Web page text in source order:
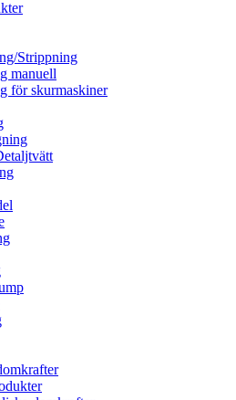
Strippning
manuell
för skurmaskiner